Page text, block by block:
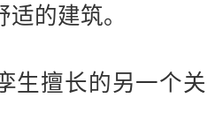
的建筑。
生擅长的另一个关